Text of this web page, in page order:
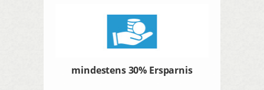
mindestens 30% Ersparnis